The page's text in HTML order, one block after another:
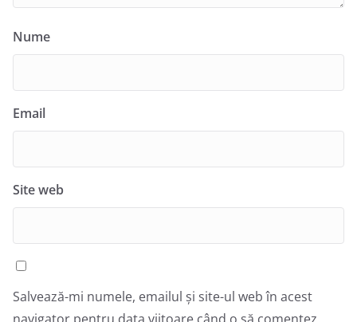
Nume
Email
Site web
Salvează-mi numele, emailul și site-ul web în acest